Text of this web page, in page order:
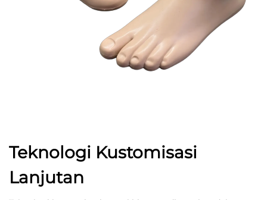
Teknologi Kustomisasi
Lanjutan